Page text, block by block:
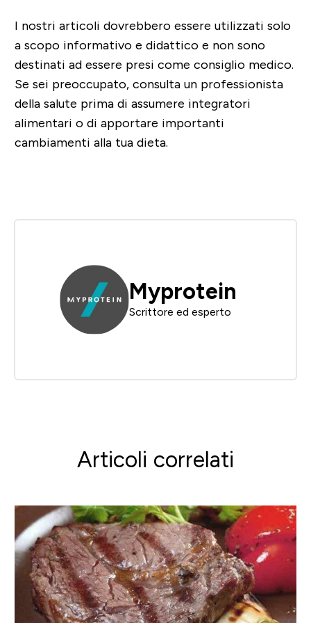
I nostri articoli dovrebbero essere utilizzati solo
a scopo informativo e didattico e non sono
destinati ad essere presi come consiglio medico.
Se sei preoccupato, consulta un professionista
della salute prima di assumere integratori
alimentari o di apportare importanti
cambiamenti alla tua dieta.
Myprotein
Scrittore ed esperto
Articoli correlati